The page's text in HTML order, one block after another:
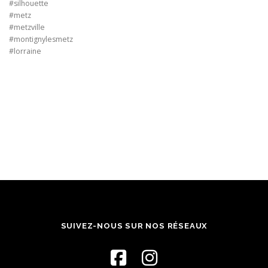
#silhouette
#metz
#metzville
#montignylesmetz
#lorraine
SUIVEZ-NOUS SUR NOS RÉSEAUX